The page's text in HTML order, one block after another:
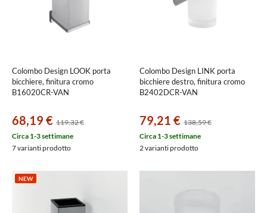
Colombo Design LOOK porta
bicchiere, finitura cromo
B16020CR-VAN
68,19 € 119,32 €
Circa 1-3 settimane
7 varianti prodotto
Colombo Design LINK porta
bicchiere destro, finitura cromo
B2402DCR-VAN
79,21 € 138,59 €
Circa 1-3 settimane
2 varianti prodotto
NEW